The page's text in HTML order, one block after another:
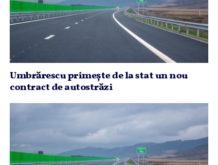
Umbrărescu primeşte de la stat un nou
contract de autostrăzi